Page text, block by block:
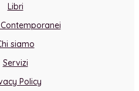
Libri
siamo
Servizi
Policy